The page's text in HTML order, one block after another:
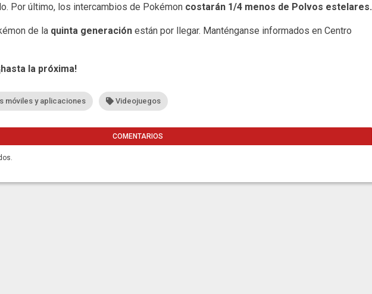
Por último, los intercambios de Pokémon costarán 1/4 menos de Polvos estelares.
de la quinta generación están por llegar. Manténganse informados en Centro
la próxima!
móviles y aplicaciones Videojuegos
COMENTARIOS